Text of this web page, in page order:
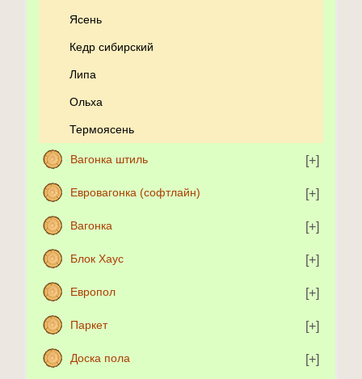
Ясень
Кедр сибирский
Липа
Ольха
Термоясень
Вагонка штиль
Евровагонка (софтлайн)
Вагонка
Блок Хаус
Европол
Паркет
Доска пола